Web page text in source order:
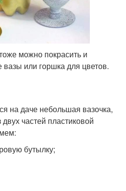
можно покрасить и
вазы или горшка для цветов.
на даче небольшая вазочка,
частей пластиковой
бутылку;